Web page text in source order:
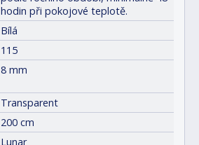
hodin při pokojové teplotě.
Bílá
115
8 mm
Transparent
200 cm
Lunar